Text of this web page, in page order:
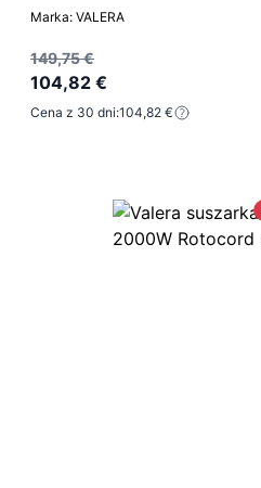
Marka: VALERA
149,75 €
104,82 €
Cena z 30 dni:104,82 €